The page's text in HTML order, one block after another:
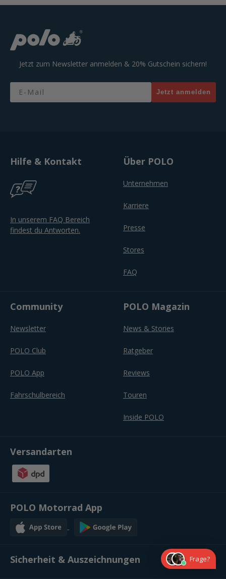
Jetzt zum Newsletter anmelden & 20% Gutschein sichern!
Email
Jetzt anmelden
Hilfe & Kontakt
In unserem FAQ Bereich
findest du Antworten.
Über POLO
Unternehmen
Karriere
Presse
Stores
FAQ
Community
Newsletter
POLO Club
POLO App
Fahrschulbereich
POLO Magazin
News & Stories
Ratgeber
Reviews
Touren
Inside POLO
Versandarten
POLO Motorrad App
Sicherheit & Auszeichnungen Frage?